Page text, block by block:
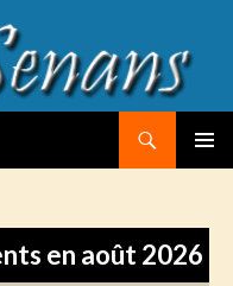
en août 2026